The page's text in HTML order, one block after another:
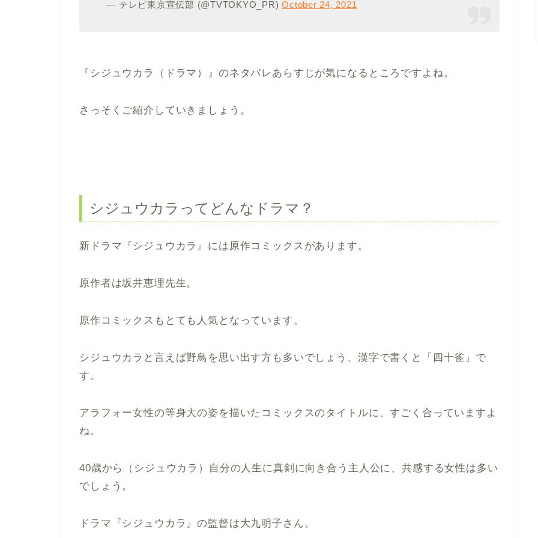
— テレビ東京宣伝部 (@TVTOKYO_PR)October 24, 2021
『シジュウカラ（ドラマ）』のネタバレあらすじが気になるところですよね。
さっそくご紹介していきましょう。
シジュウカラってどんなドラマ？
新ドラマ『シジュウカラ』には原作コミックスがあります。
原作者は坂井恵理先生。
原作コミックスもとても人気となっています。
シジュウカラと言えば野鳥を思い出す方も多いでしょう、漢字で書くと「四十雀」で
す。
アラフォー女性の等身大の姿を描いたコミックスのタイトルに、すごく合っていますよ
ね。
40歳から（シジュウカラ）自分の人生に真剣に向き合う主人公に、共感する女性は多い
でしょう。
ドラマ『シジュウカラ』の監督は大九明子さん。